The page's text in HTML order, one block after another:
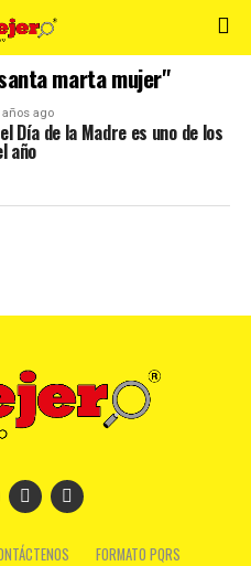
marta mujer"
años ago
Día de la Madre es uno de los
año
FORMATO PQRS